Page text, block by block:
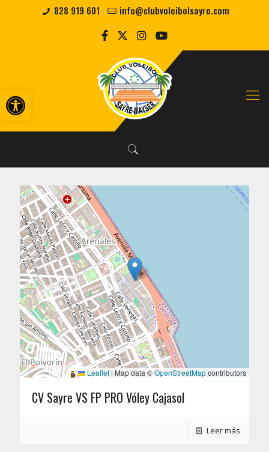
Abrir barra de herramientas
828 919 601 info@clubvoleibolsayre.com
Leaflet | Map data ©OpenStreetMapcontributors
CV Sayre VS FP PRO Vóley Cajasol
Leer más